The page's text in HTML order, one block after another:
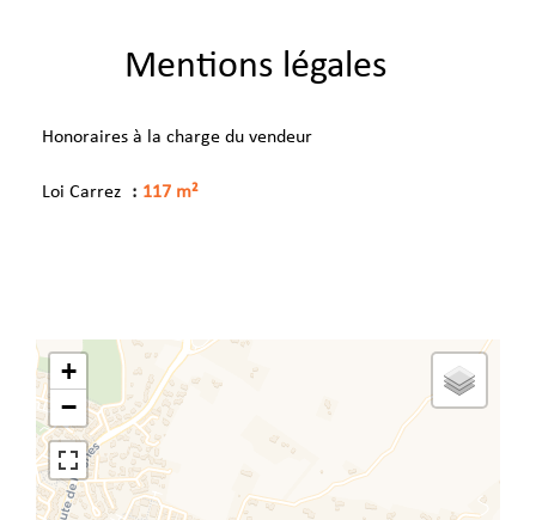
Mentions légales
Honoraires à la charge du vendeur
Loi Carrez 117 m²
+
−